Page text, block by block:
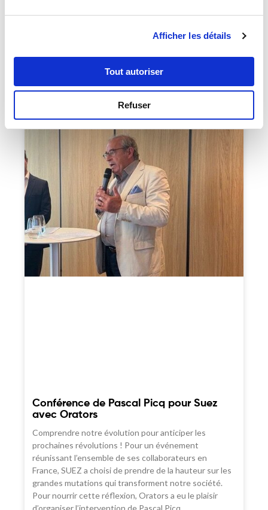
Afficher les détails
Tout autoriser
Refuser
BlackLine. Avec, au programme, un moment fort
Kocher de Leyritz, co-fondatrice de Blunomy et ex-
Conférence de Pascal Picq pour Suez
avec Orators
Comprendre notre évolution pour anticiper les
prochaines révolutions ! Pour un événement
réunissant l’ensemble de ses collaborateurs en
France, SUEZ a choisi de prendre de la hauteur sur les
grandes mutations qui transforment notre société.
Pour nourrir cette réflexion, Orators a eu le plaisir
d’organiser l’intervention de Pascal Picq,